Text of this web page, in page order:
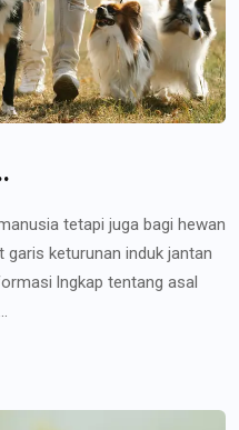
tetapi juga bagi hewan
garis keturunan induk jantan
lngkap tentang asal